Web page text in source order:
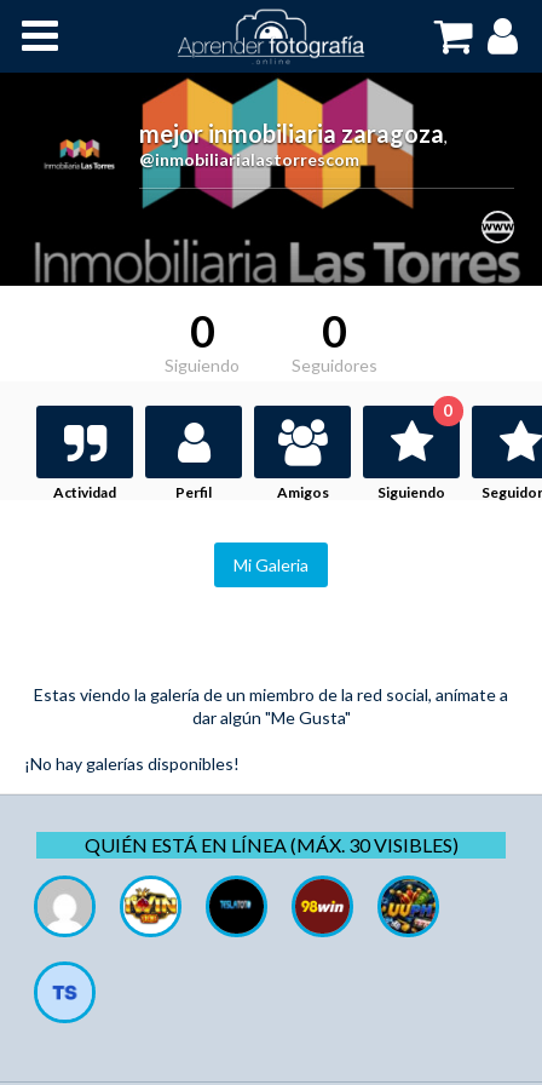
Cursos OnLine
mejor inmobiliaria zaragoza,
@inmobiliarialastorrescom
0
Siguiendo
0
Seguidores
Actividad Perfil Amigos Siguiendo
0
Mi Galeria
Estas viendo la galería de un miembro de la red social, anímate a
dar algún "Me Gusta"
¡No hay galerías disponibles!
QUIÉN ESTÁ EN LÍNEA (MÁX. 30 VISIBLES)